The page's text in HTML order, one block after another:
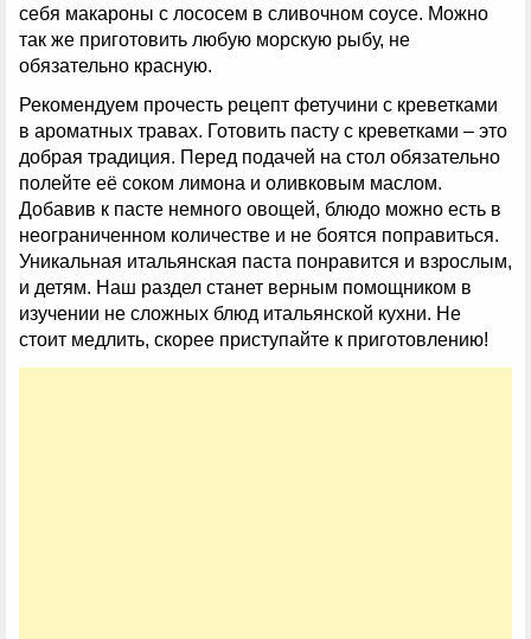
себя макароны с лососем в сливочном соусе. Можно
так же приготовить любую морскую рыбу, не
обязательно красную.
Рекомендуем прочесть рецепт фетучини с креветками
в ароматных травах. Готовить пасту с креветками – это
добрая традиция. Перед подачей на стол обязательно
полейте её соком лимона и оливковым маслом.
Добавив к пасте немного овощей, блюдо можно есть в
неограниченном количестве и не боятся поправиться.
Уникальная итальянская паста понравится и взрослым,
и детям. Наш раздел станет верным помощником в
изучении не сложных блюд итальянской кухни. Не
стоит медлить, скорее приступайте к приготовлению!